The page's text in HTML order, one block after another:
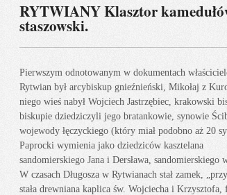
RYTWIANY Klasztor
staszowski.
Pierwszym odnotowanym w dokumentach
Rytwian był arcybiskup gnieźnieński, Mikołaj z
niego wieś nabył Wojciech Jastrzębiec, krakowski
biskupie dziedziczyli jego bratankowie, synowie
wojewody łęczyckiego (który miał podobno aż 20
Paprocki wymienia jako dziedziców kasztelana
sandomierskiego Jana i Dersława, sandomierskiego
W czasach Długosza w Rytwianach stał zamek,
stała drewniana kaplica św. Wojciecha i Krzysztofa,